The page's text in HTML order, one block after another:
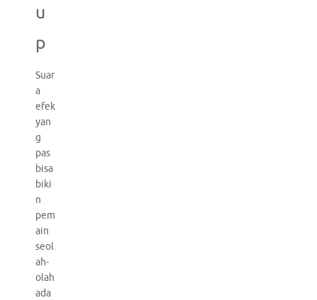
u
p
Suar
a
efek
yan
g
pas
bisa
biki
n
pem
ain
seol
ah-
olah
ada